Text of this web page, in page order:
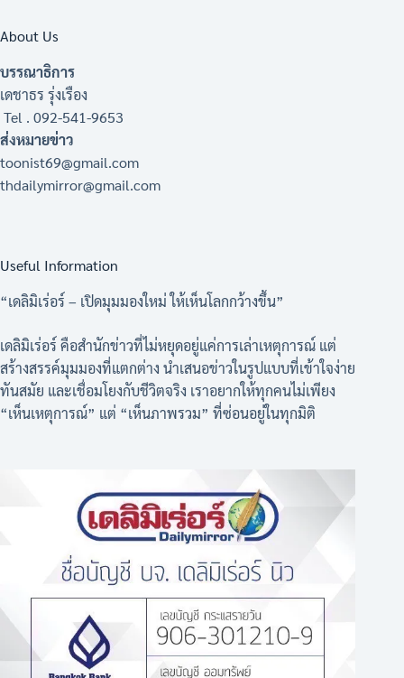
About Us
บรรณาธิการ
เดชาธร รุ่งเรือง
Tel . 092-541-9653
ส่งหมายข่าว
toonist69@gmail.com
thdailymirror@gmail.com
Useful Information
“เดลิมิเร่อร์ – เปิดมุมมองใหม่ ให้เห็นโลกกว้างขึ้น”
เดลิมิเร่อร์ คือสำนักข่าวที่ไม่หยุดอยู่แค่การเล่าเหตุการณ์ แต่
สร้างสรรค์มุมมองที่แตกต่าง นำเสนอข่าวในรูปแบบที่เข้าใจง่าย
ทันสมัย และเชื่อมโยงกับชีวิตจริง เราอยากให้ทุกคนไม่เพียง
“เห็นเหตุการณ์” แต่ “เห็นภาพรวม” ที่ซ่อนอยู่ในทุกมิติ